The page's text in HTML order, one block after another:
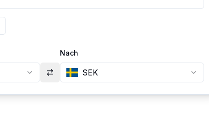
Nach
SEK